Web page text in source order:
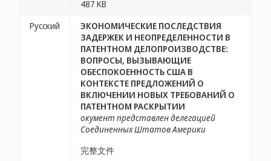
487 KB
Русский
ЭКОНОМИЧЕСКИЕ ПОСЛЕДСТВИЯ
ЗАДЕРЖЕК И НЕОПРЕДЕЛЕННОСТИ В
ПАТЕНТНОМ ДЕЛОПРОИЗВОДСТВЕ:
ВОПРОСЫ, ВЫЗЫВАЮЩИЕ
ОБЕСПОКОЕННОСТЬ США В
КОНТЕКСТЕ ПРЕДЛОЖЕНИЙ О
ВКЛЮЧЕНИИ НОВЫХ ТРЕБОВАНИЙ О
ПАТЕНТНОМ РАСКРЫТИИ
окумент представлен делегацией
Соединенных Штатов Америки
完整文件